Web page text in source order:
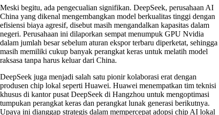
Meski begitu, ada pengecualian signifikan. DeepSeek, perusahaan AI
China yang dikenal mengembangkan model berkualitas tinggi dengan
efisiensi biaya agresif, disebut masih mengandalkan kapasitas dalam
negeri. Perusahaan ini dilaporkan sempat menumpuk GPU Nvidia
dalam jumlah besar sebelum aturan ekspor terbaru diperketat, sehingga
masih memiliki cukup banyak perangkat keras untuk melatih model
raksasa tanpa harus keluar dari China.
DeepSeek juga menjadi salah satu pionir kolaborasi erat dengan
produsen chip lokal seperti Huawei. Huawei menempatkan tim teknisi
khusus di kantor pusat DeepSeek di Hangzhou untuk mengoptimasi
tumpukan perangkat keras dan perangkat lunak generasi berikutnya.
Upaya ini dianggap strategis dalam mempercepat adopsi chip AI lokal